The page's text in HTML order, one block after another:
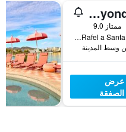
Can Lluc Boutique Country Hotel & Villas, a member of Beyond Green
ممتاز 9.0
Cami Des Terset, Ctra Sant Rafel a Santa Agnes Km 2, بلدية سان أنطوني دي بورتماني, إيبيزا, أسبانيا
عرض
الصفقة